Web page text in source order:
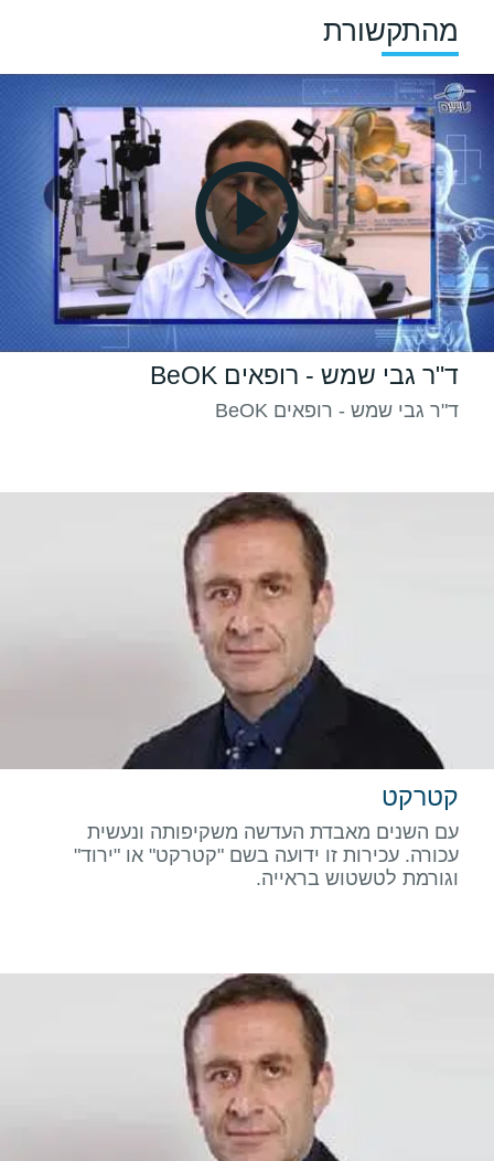
מהתקשורת
ד"ר גבי שמש - רופאים BeOK
ד"ר גבי שמש - רופאים BeOK
קטרקט
עם השנים מאבדת העדשה משקיפותה ונעשית
עכורה. עכירות זו ידועה בשם "קטרקט" או "ירוד"
וגורמת לטשטוש בראייה.